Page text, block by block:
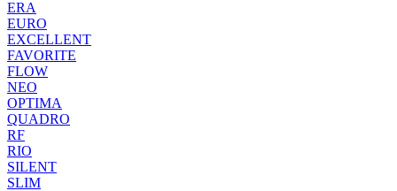
ERA
EURO
EXCELLENT
FAVORITE
FLOW
NEO
OPTIMA
QUADRO
RF
RIO
SILENT
SLIM